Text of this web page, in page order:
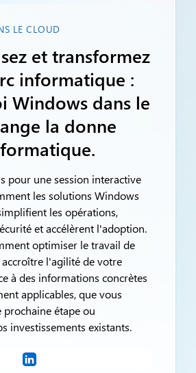
LE CLOUD
et transformez
informatique :
Windows dans le
la donne
pour une session interactive
les solutions Windows
les opérations,
et accélèrent l'adoption.
optimiser le travail de
l'agilité de votre
à des informations concrètes
applicables, que vous
étape ou
investissements existants.